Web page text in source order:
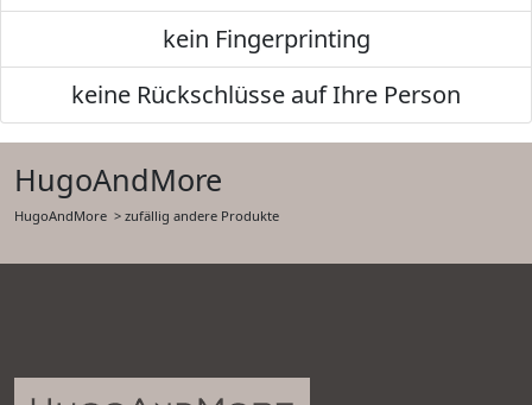
kein Fingerprinting
keine Rückschlüsse auf Ihre Person
HugoAndMore
HugoAndMore > zufällig andere Produkte